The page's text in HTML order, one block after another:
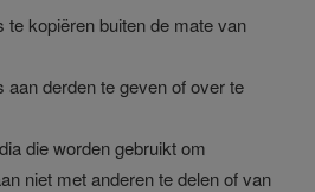
kopiëren buiten de mate van
derden te geven of over te
die worden gebruikt om
niet met anderen te delen of van